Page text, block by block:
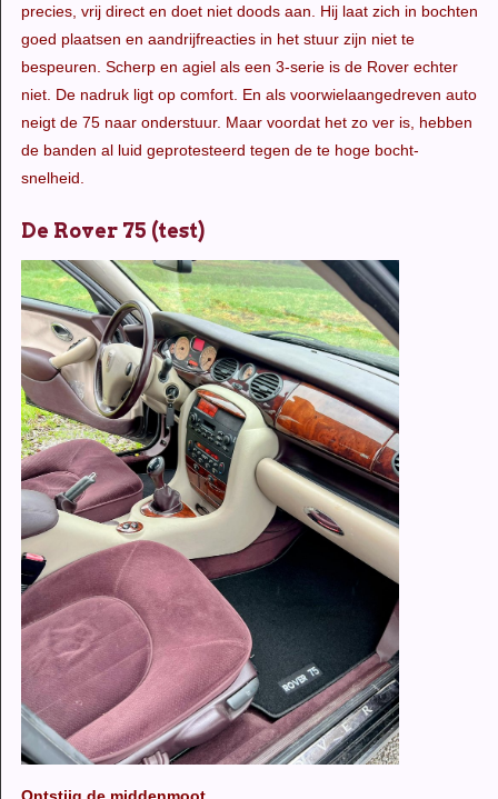
precies, vrij direct en doet niet doods aan. Hij laat zich in bochten
goed plaatsen en aandrijfreacties in het stuur zijn niet te
bespeuren. Scherp en agiel als een 3-serie is de Rover echter
niet. De nadruk ligt op comfort. En als voorwielaangedreven auto
neigt de 75 naar onderstuur. Maar voordat het zo ver is, hebben
de banden al luid geprotesteerd tegen de te hoge bocht-
snelheid.
De Rover 75 (test)
Ontstijg de middenmoot